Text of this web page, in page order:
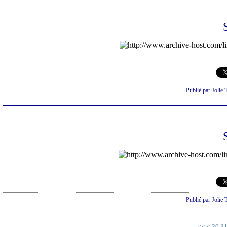
Publié par Jolie
Publié par Jolie